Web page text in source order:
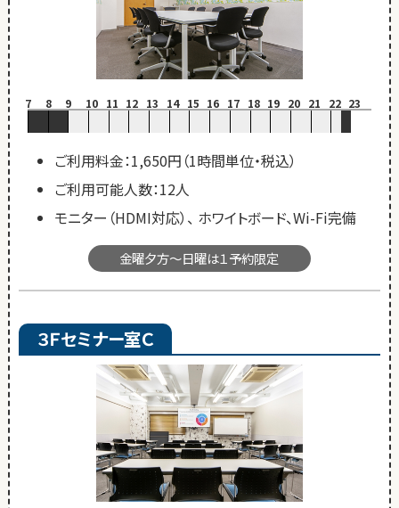
7 8 9 10 11 12 13 14 15 16 17 18 19 20 21 22 23
ご利用料金：1,650円（1時間単位・税込）
ご利用可能人数：12人
モニター（HDMI対応）、 ホワイトボード、Wi-Fi完備
金曜夕方～日曜は１予約限定
３Ｆセミナー室Ｃ